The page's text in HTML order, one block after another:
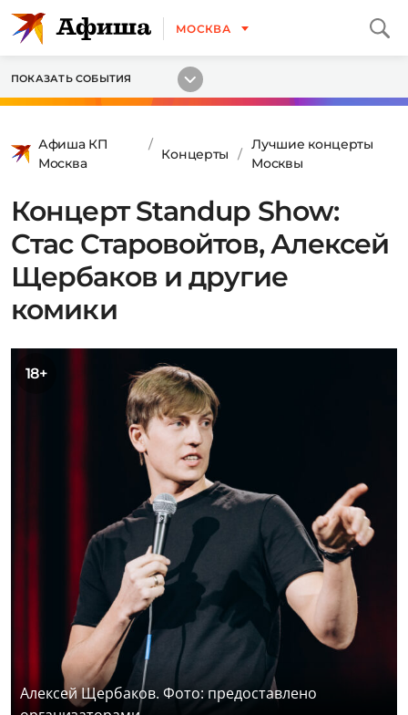
МОСКВА
ПОКАЗАТЬ СОБЫТИЯ
Афиша КП
Москва
Концерты
Лучшие концерты
Москвы
Концерт Standup Show:
Стас Старовойтов, Алексей
Щербаков и другие
комики
18+
Алексей Щербаков. Фото: предоставлено